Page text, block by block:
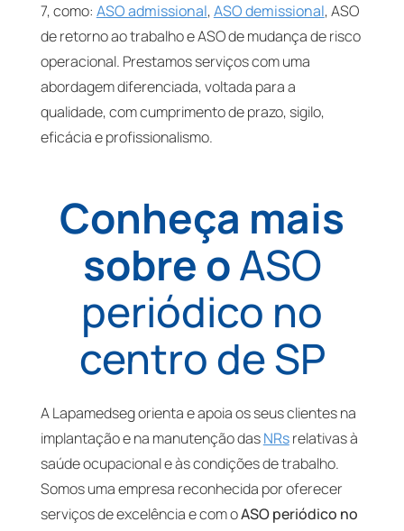
7, como: ASO admissional,ASO demissional, ASO
de retorno ao trabalho e ASO de mudança de risco
operacional. Prestamos serviços com uma
abordagem diferenciada, voltada para a
qualidade, com cumprimento de prazo, sigilo,
eficácia e profissionalismo.
Conheça mais
sobre oASO
periódico no
centro de SP
A Lapamedseg orienta e apoia os seus clientes na
implantação e na manutenção dasNRsrelativas à
saúde ocupacional e às condições de trabalho.
Somos uma empresa reconhecida por oferecer
serviços de excelência e com oASO periódico no